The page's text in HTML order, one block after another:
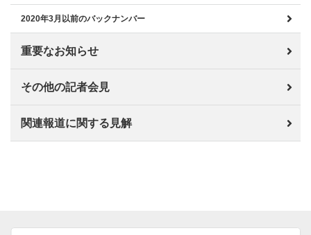
2020年3月以前のバックナンバー
重要なお知らせ
その他の記者会見
関連報道に関する見解